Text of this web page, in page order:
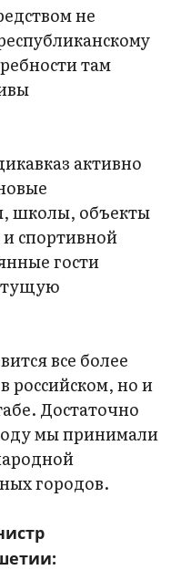
не
там
активно
школы, объекты
спортивной
гости
все более
российском, но и
Достаточно
мы принимали
городов.